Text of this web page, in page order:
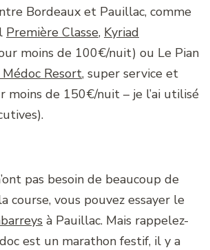
Bordeaux et Pauillac, comme
Première Classe, Kyriad
moins de 100€/nuit) ou Le Pian
Resort, super service et
moins de 150€/nuit – je l’ai utilisé
pas besoin de beaucoup de
course, vous pouvez essayer le
à Pauillac. Mais rappelez-
est un marathon festif, il y a